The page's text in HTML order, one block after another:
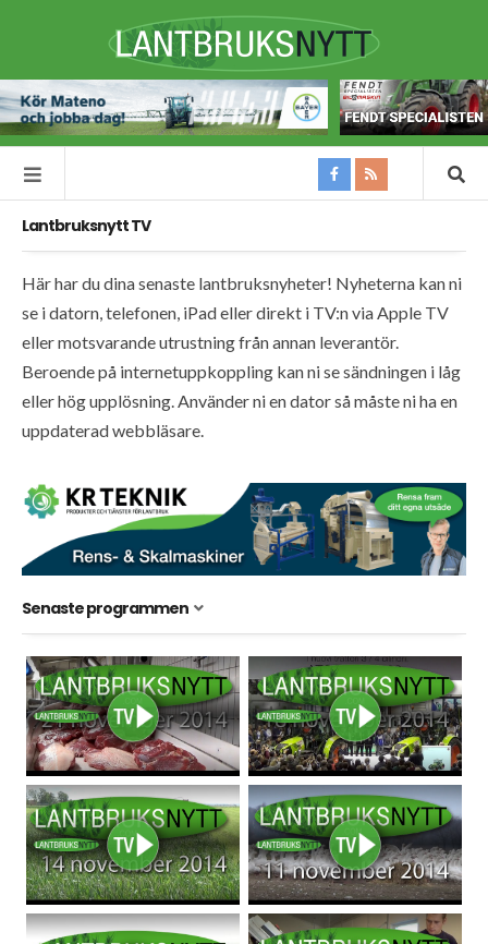
Lantbruksnytt TV
Här har du dina senaste lantbruksnyheter! Nyheterna kan ni
se i datorn, telefonen, iPad eller direkt i TV:n via Apple TV
eller motsvarande utrustning från annan leverantör.
Beroende på internetuppkoppling kan ni se sändningen i låg
eller hög upplösning. Använder ni en dator så måste ni ha en
uppdaterad webbläsare.
Senaste programmen